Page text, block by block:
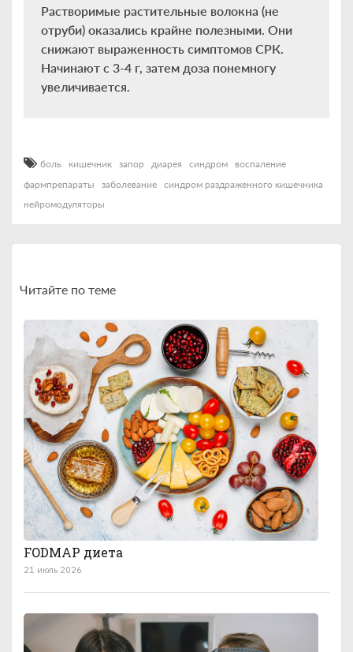
Растворимые растительные волокна (не
отруби) оказались крайне полезными. Они
снижают выраженность симптомов СРК.
Начинают с 3-4 г, затем доза понемногу
увеличивается.
боль кишечник запор диарея синдром
воспаление
фармпрепараты
заболевание синдром раздраженного кишечника
нейромодуляторы
Читайте по теме
FODMAP диета
21 июль 2026